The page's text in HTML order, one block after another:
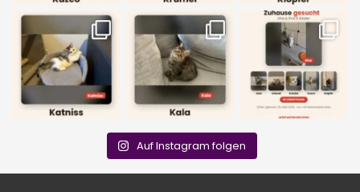
Auf Instagram folgen